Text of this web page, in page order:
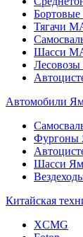
Тягачи
Шасси
Автомобили
Фургоны
Шасси
Китайская
XCMG